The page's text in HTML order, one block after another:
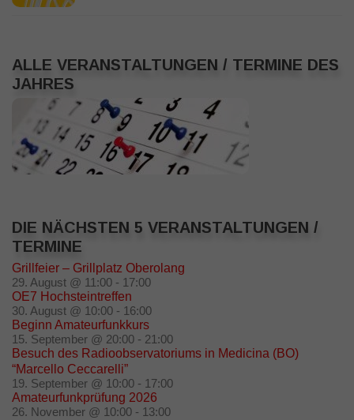
ALLE VERANSTALTUNGEN / TERMINE DES
JAHRES
DIE NÄCHSTEN 5 VERANSTALTUNGEN /
TERMINE
Grillfeier – Grillplatz Oberolang
29. August @ 11:00 - 17:00
OE7 Hochsteintreffen
30. August @ 10:00 - 16:00
Beginn Amateurfunkkurs
15. September @ 20:00 - 21:00
Besuch des Radioobservatoriums in Medicina (BO)
“Marcello Ceccarelli”
19. September @ 10:00 - 17:00
Amateurfunkprüfung 2026
26. November @ 10:00 - 13:00